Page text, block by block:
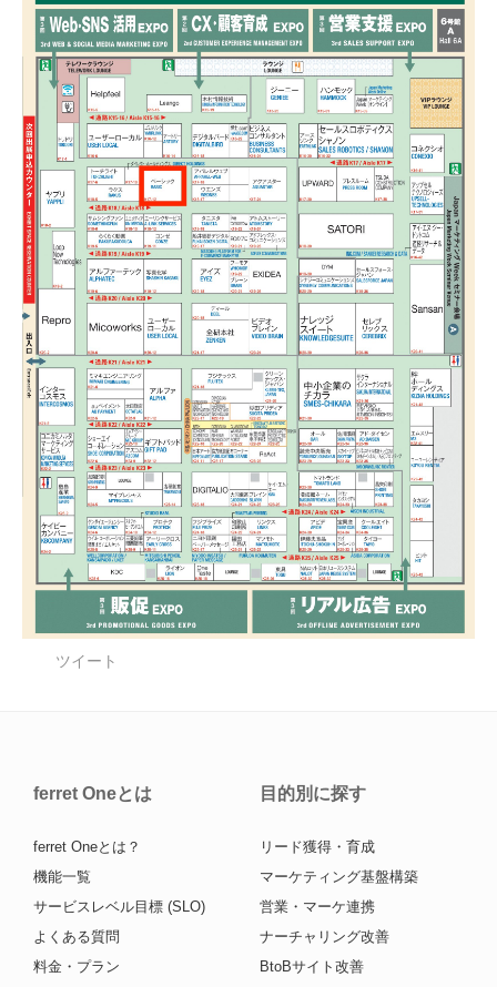
ツイート
ferret Oneとは
ferret Oneとは？
機能一覧
サービスレベル目標 (SLO)
よくある質問
料金・プラン
目的別に探す
リード獲得・育成
マーケティング基盤構築
営業・マーケ連携
ナーチャリング改善
BtoBサイト改善